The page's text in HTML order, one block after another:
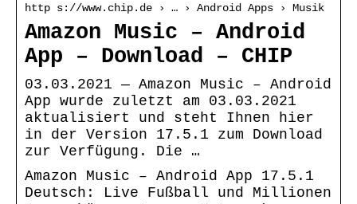
http s://www.chip.de › … › Android Apps › Musik
Amazon Music – Android
App – Download – CHIP
03.03.2021 — Amazon Music – Android
App wurde zuletzt am 03.03.2021
aktualisiert und steht Ihnen hier
in der Version 17.5.1 zum Download
zur Verfügung. Die …
Amazon Music – Android App 17.5.1
Deutsch: Live Fußball und Millionen